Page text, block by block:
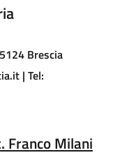
Brescia
| Tel:
Franco Milani